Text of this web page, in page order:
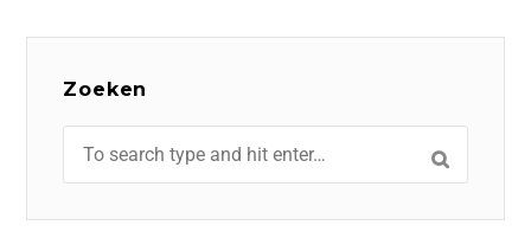
Zoeken